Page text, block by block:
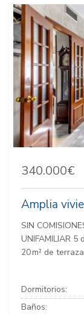
340.000€
Amplia
SIN
UNIFAMILIAR
20 m² de
Dormitorios:
Baños: